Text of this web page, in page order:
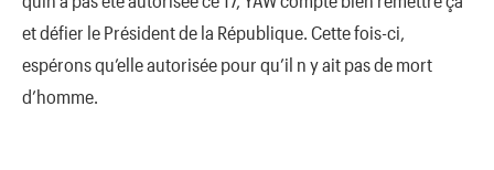
et défier le Président de la République. Cette fois-ci,
espérons qu’elle autorisée pour qu’il n y ait pas de mort
d’homme.